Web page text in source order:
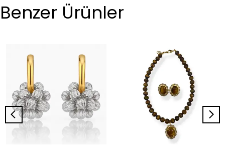
Benzer Ürünler